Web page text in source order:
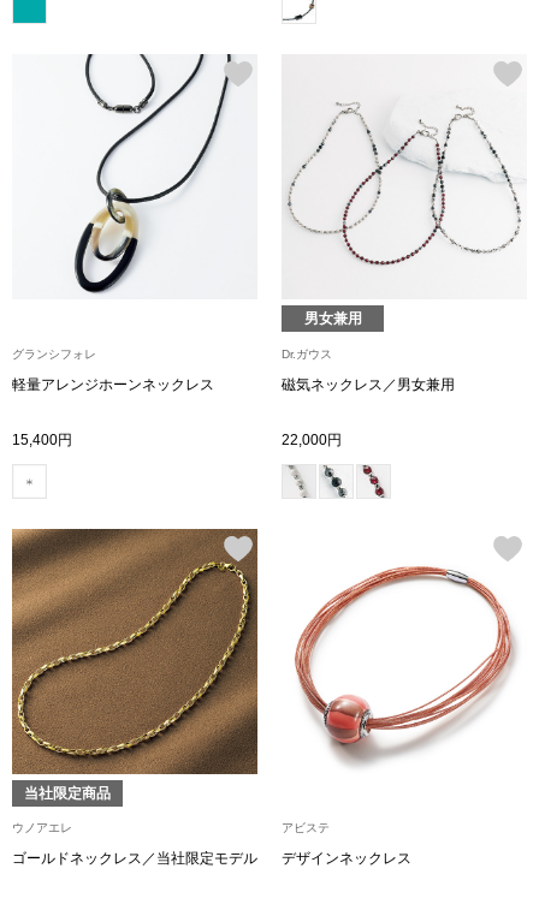
BOGARD 最新号はこちら
ランド
集
その他
ボトムス
ルーム･アン
ルームウェア
アンダーウェア
グランシフォレ
軽量アレンジホーンネックレス
15,400円
男女兼用
Dr.ガウス
磁気ネックレス／男女兼用
22,000円
当社限定商品
ウノアエレ
ゴールドネックレス／当社限定モデル
アビステ
デザインネックレス